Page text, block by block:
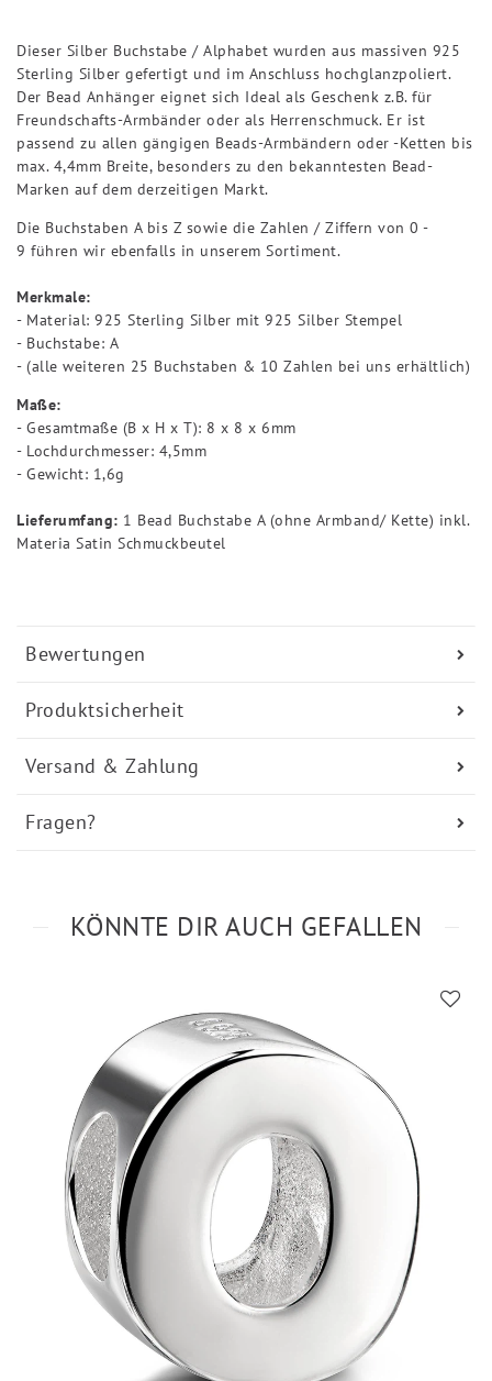
Bewertungen
Produktsicherheit
Versand & Zahlung
Fragen?
Dieser Silber Buchstabe / Alphabet wurden aus massiven 925
Sterling Silber gefertigt und im Anschluss hochglanzpoliert.
Der Bead Anhänger eignet sich Ideal als Geschenk z.B. für
Freundschafts-Armbänder oder als Herrenschmuck. Er ist
passend zu allen gängigen Beads-Armbändern oder -Ketten bis
max. 4,4mm Breite, besonders zu den bekanntesten Bead-
Marken auf dem derzeitigen Markt.
Die Buchstaben A bis Z sowie die Zahlen / Ziffern von 0 -
9 führen wir ebenfalls in unserem Sortiment.
Merkmale:
- Material: 925 Sterling Silber mit 925 Silber Stempel
- Buchstabe: A
- (alle weiteren 25 Buchstaben & 10 Zahlen bei uns erhältlich)
Maße:
- Gesamtmaße (B x H x T): 8 x 8 x 6mm
- Lochdurchmesser: 4,5mm
- Gewicht: 1,6g
Lieferumfang: 1 Bead Buchstabe A (ohne Armband/ Kette) inkl.
Materia Satin Schmuckbeutel
KÖNNTE DIR AUCH GEFALLEN